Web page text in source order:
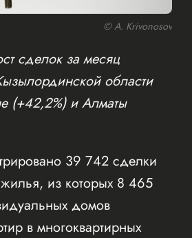
© A. Krivonosov
сделок за месяц
области
(+42,2%) и Алматы
39 742 сделки
из которых 8 465
домов
в многоквартирных